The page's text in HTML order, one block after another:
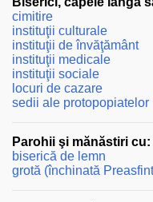
cimitire
instituţii culturale
instituţii de învăţământ
instituţii medicale
instituţii sociale
locuri de cazare
sedii ale protopopiatelor
Parohii şi mănăstiri cu:
biserică de lemn
grotă (închinată